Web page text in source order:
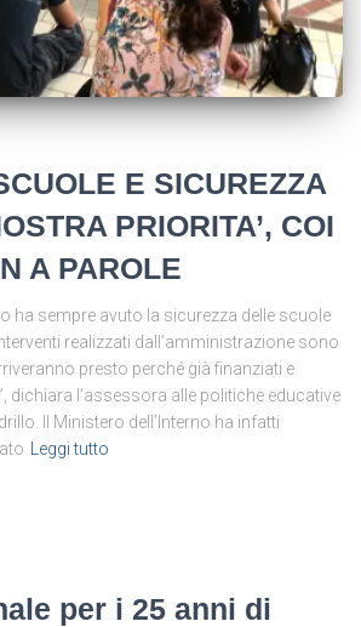
E SICUREZZA
PRIORITA’, COI
A PAROLE
ha sempre avuto la sicurezza delle scuole
realizzati dall’amministrazione sono
presto perché già finanziati e
dichiara l’assessora alle politiche educative
Il Ministero dell’Interno ha infatti
Leggi tutto
per i 25 anni di